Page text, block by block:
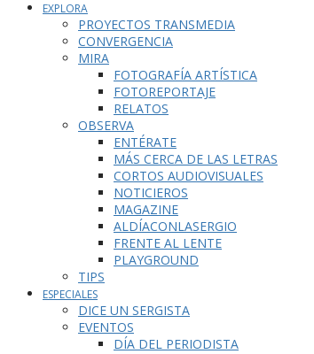
EXPLORA
PROYECTOS TRANSMEDIA
CONVERGENCIA
MIRA
FOTOGRAFÍA ARTÍSTICA
FOTOREPORTAJE
RELATOS
OBSERVA
ENTÉRATE
MÁS CERCA DE LAS LETRAS
CORTOS AUDIOVISUALES
NOTICIEROS
MAGAZINE
ALDÍACONLASERGIO
FRENTE AL LENTE
PLAYGROUND
TIPS
ESPECIALES
DICE UN SERGISTA
EVENTOS
DÍA DEL PERIODISTA